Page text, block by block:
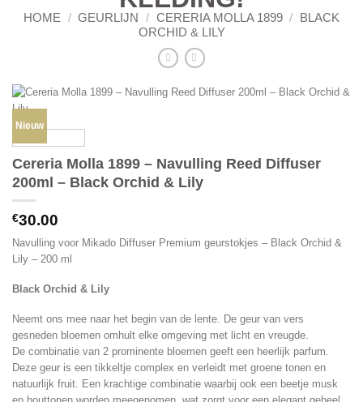
HOME / GEURLIJN / CERERIA MOLLA 1899 / BLACK
ORCHID & LILY
Nieuw
Cereria Molla 1899 – Navulling Reed Diffuser
200ml – Black Orchid & Lily
€30.00
Navulling voor Mikado Diffuser Premium geurstokjes – Black Orchid &
Lily – 200 ml
Black Orchid & Lily
Neemt ons mee naar het begin van de lente. De geur van vers
gesneden bloemen omhult elke omgeving met licht en vreugde.
De combinatie van 2 prominente bloemen geeft een heerlijk parfum.
Deze geur is een tikkeltje complex en verleidt met groene tonen en
natuurlijk fruit. Een krachtige combinatie waarbij ook een beetje musk